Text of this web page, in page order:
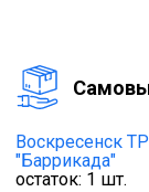
Воскресенск
"Баррикада"
остаток: 1 шт.